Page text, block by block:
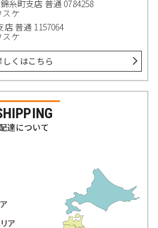
糸町支店 普通 0784258
ケ
普通 1157064
ケ
しくはこちら
達について